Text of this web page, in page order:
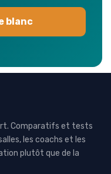
blanc
Comparatifs et tests
les coachs et les
plutôt que de la